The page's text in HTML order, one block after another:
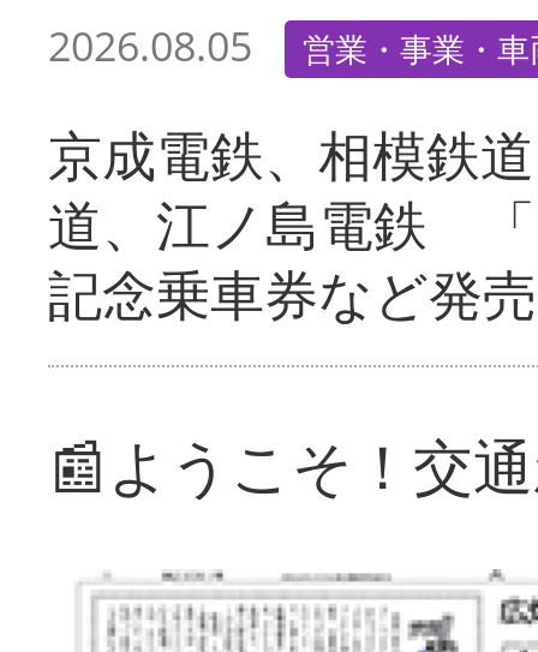
2026.08.05 営業・事業・
京成電鉄、相模鉄
道、江ノ島電鉄
記念乗車券など発売
📰ようこそ！交